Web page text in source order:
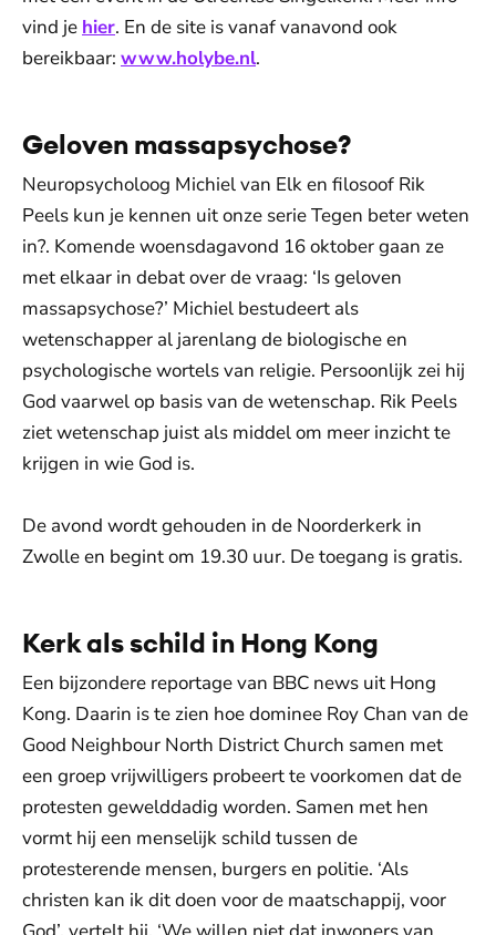
vind je hier. En de site is vanaf vanavond ook
bereikbaar: www.holybe.nl.
Geloven massapsychose?
Neuropsycholoog Michiel van Elk en filosoof Rik
Peels kun je kennen uit onze serie Tegen beter weten
in?. Komende woensdagavond 16 oktober gaan ze
met elkaar in debat over de vraag: ‘Is geloven
massapsychose?’ Michiel bestudeert als
wetenschapper al jarenlang de biologische en
psychologische wortels van religie. Persoonlijk zei hij
God vaarwel op basis van de wetenschap. Rik Peels
ziet wetenschap juist als middel om meer inzicht te
krijgen in wie God is.
De avond wordt gehouden in de Noorderkerk in
Zwolle en begint om 19.30 uur. De toegang is gratis.
Kerk als schild in Hong Kong
Een bijzondere reportage van BBC news uit Hong
Kong. Daarin is te zien hoe dominee Roy Chan van de
Good Neighbour North District Church samen met
een groep vrijwilligers probeert te voorkomen dat de
protesten gewelddadig worden. Samen met hen
vormt hij een menselijk schild tussen de
protesterende mensen, burgers en politie. ‘Als
christen kan ik dit doen voor de maatschappij, voor